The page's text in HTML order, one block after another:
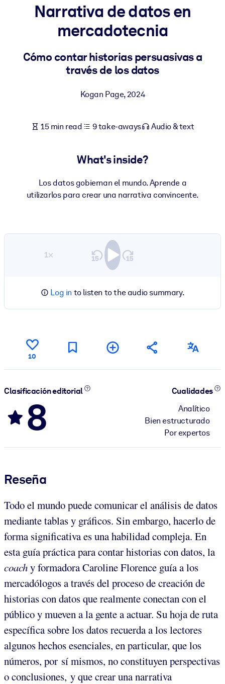
For LMS/LXP
Bring bite-sized, verified knowledge into your LMS/LXP for
learning results.
Enrich your corporate library with trusted, ready-to-use business
For AI Systems
Narrativa de datos en
mercadotecnia
Cómo contar historias persuasivas a
través de los datos
Kogan Page,2024
15 min read 9 take-aways Audio & text
What's inside?
Los datos gobiernan el mundo. Aprende a
utilizarlos para crear una narrativa convincente.
1×
Log in to listen to the audio summary.
10
Clasificación editorial
8
Cualidades
Analítico
Bien estructurado
Por expertos
Reseña
Todo el mundo puede comunicar el análisis de datos
mediante tablas y gráficos. Sin embargo, hacerlo de
forma significativa es una habilidad compleja. En
esta guía práctica para contar historias con datos, la
coachy formadora Caroline Florence guía a los
mercadólogos a través del proceso de creación de
historias con datos que realmente conectan con el
público y mueven a la gente a actuar. Su hoja de ruta
específica sobre los datos recuerda a los lectores
algunos hechos esenciales, en particular, que los
números, por sí mismos, no constituyen perspectivas
o conclusiones, y que crear una narrativa